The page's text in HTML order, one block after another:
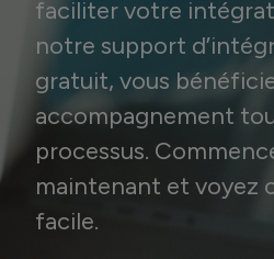
faciliter votre
notre support
gratuit, vous
accompagnement
processus.
maintenant et voyez
facile.